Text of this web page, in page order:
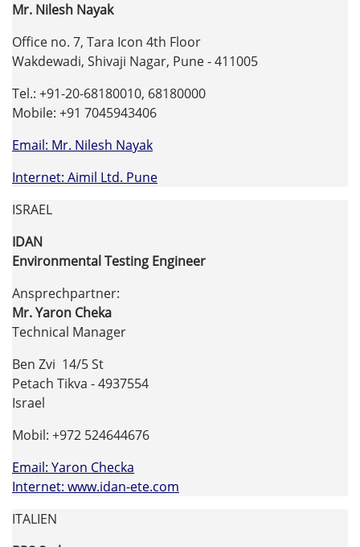
Mr. Nilesh Nayak
Office no. 7, Tara Icon 4th Floor
Wakdewadi, Shivaji Nagar, Pune - 411005
Tel.: +91-20-68180010, 68180000
Mobile: +91 7045943406
Email: Mr. Nilesh Nayak
Internet: Aimil Ltd. Pune
ISRAEL
IDAN
Environmental Testing Engineer
Ansprechpartner:
Mr. Yaron Cheka
Technical Manager
Ben Zvi 14/5 St
Petach Tikva - 4937554
Israel
Mobil: +972 524644676
Email: Yaron Checka
Internet: www.idan-ete.com
ITALIEN